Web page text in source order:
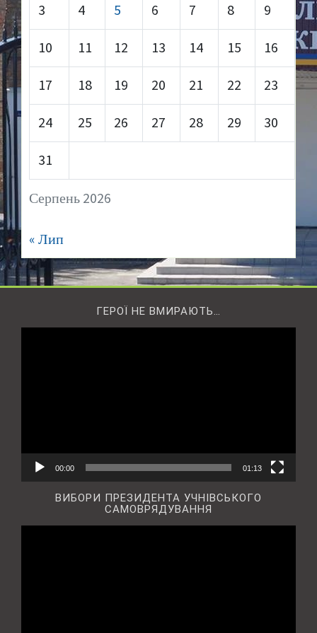
Серпень 2026
3 4 5 6 7 8 9
10 11 12 13 14 15 16
17 18 19 20 21 22 23
24 25 26 27 28 29 30
31
« Лип
ГЕРОЇ НЕ ВМИРАЮТЬ…
00:00 01:13
ВИБОРИ ПРЕЗИДЕНТА УЧНІВСЬКОГО
САМОВРЯДУВАННЯ